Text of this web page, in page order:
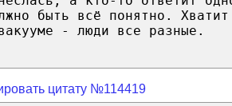
быть всё понятно.
- люди все разные.
цитату №114419